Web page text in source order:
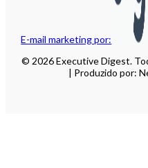
E-mail marketing por:
© 2026 Executive Digest.
| Produzido por: